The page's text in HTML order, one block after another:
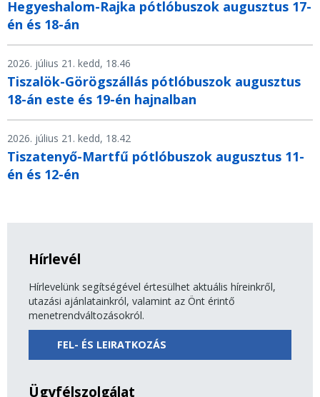
Hegyeshalom-Rajka pótlóbuszok augusztus 17-
én és 18-án
2026. július 21. kedd, 18.46
Tiszalök-Görögszállás pótlóbuszok augusztus
18-án este és 19-én hajnalban
2026. július 21. kedd, 18.42
Tiszatenyő-Martfű pótlóbuszok augusztus 11-
én és 12-én
Hírlevél
Hírlevelünk segítségével értesülhet aktuális híreinkről,
utazási ajánlatainkról, valamint az Önt érintő
menetrendváltozásokról.
FEL- ÉS LEIRATKOZÁS
Ügyfélszolgálat